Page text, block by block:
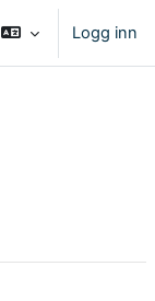
Logg inn